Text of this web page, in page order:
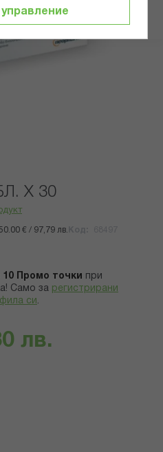
Х 30
€ / 97,79 лв.
10 Промо точки
при
Само за регистрирани
си .
лв.